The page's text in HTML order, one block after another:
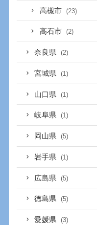
高槻市 (23)
高石市 (2)
奈良県 (2)
宮城県 (1)
山口県 (1)
岐阜県 (1)
岡山県 (5)
岩手県 (1)
広島県 (5)
徳島県 (5)
愛媛県 (3)